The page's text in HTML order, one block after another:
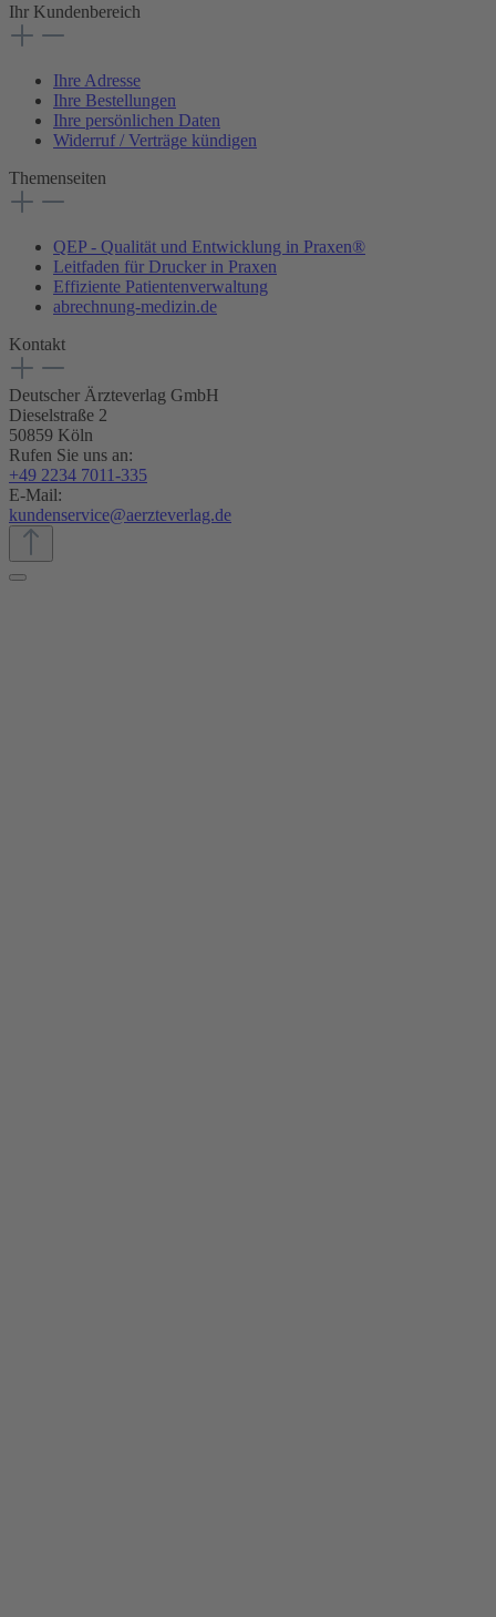
Ihr Kundenbereich
Ihre Adresse
Ihre Bestellungen
Ihre persönlichen Daten
Widerruf / Verträge kündigen
Themenseiten
QEP - Qualität und Entwicklung in Praxen®
Leitfaden für Drucker in Praxen
Effiziente Patientenverwaltung
abrechnung-medizin.de
Kontakt
Deutscher Ärzteverlag GmbH
Dieselstraße 2
50859 Köln
Rufen Sie uns an:
+49 2234 7011-335
E-Mail:
kundenservice@aerzteverlag.de